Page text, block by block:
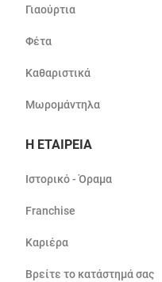
Γιαούρτια
Φέτα
Καθαριστικά
Μωρομάντηλα
Η ΕΤΑΙΡΕΙΑ
Ιστορικό - Όραμα
Franchise
Καριέρα
Βρείτε το κατάστημά σας